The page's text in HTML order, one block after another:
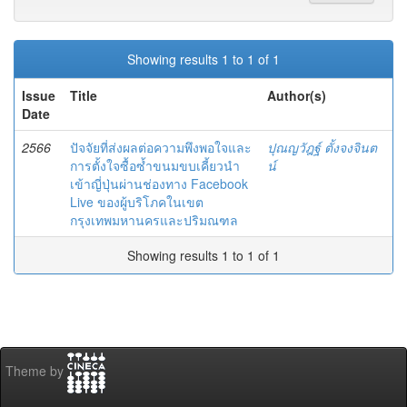
Showing results 1 to 1 of 1
Issue
Date
Title Author(s)
2566
ปัจจัยที่ส่งผลต่อความพึงพอใจและ
การตั้งใจซื้อซํ้าขนมขบเคี้ยวนำ
เข้าญี่ปุ่นผ่านช่องทาง Facebook
Live ของผู้บริโภคในเขต
กรุงเทพมหานครและปริมณฑล
ปุณญวัฎฐ์ ตั้งจงจินต
น์
Showing results 1 to 1 of 1
Theme by